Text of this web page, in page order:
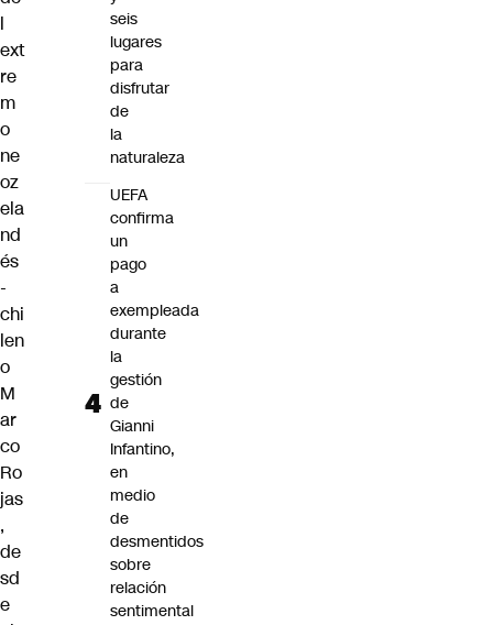
l
ext
re
m
o
ne
oz
ela
nd
és
-
chi
len
o
M
ar
co
Ro
jas
,
de
sd
e
seis
lugares
para
disfrutar
de
la
naturaleza
UEFA
confirma
un
pago
a
exempleada
durante
la
gestión
de
Gianni
Infantino,
en
medio
de
desmentidos
sobre
relación
sentimental